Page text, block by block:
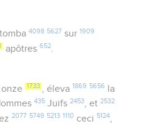
tomba 4098 5627 sur 1909
apôtres652
1733 , éleva 1869 5656 la
435 Juifs2453, et2532
2077 5749 5213 1110 ceci 5124